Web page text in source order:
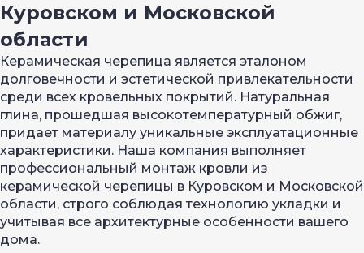
Куровском и Московской
области
Керамическая черепица является эталоном
долговечности и эстетической привлекательности
среди всех кровельных покрытий. Натуральная
глина, прошедшая высокотемпературный обжиг,
придает материалу уникальные эксплуатационные
характеристики. Наша компания выполняет
профессиональный монтаж кровли из
керамической черепицы в Куровском и Московской
области, строго соблюдая технологию укладки и
учитывая все архитектурные особенности вашего
дома.